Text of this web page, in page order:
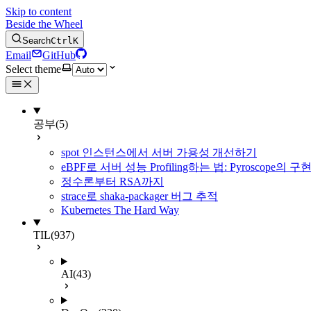
Skip to content
Beside the Wheel
SearchCtrlK
Email
GitHub
Select theme
공부(5)
spot 인스턴스에서 서버 가용성 개선하기
eBPF로 서버 성능 Profiling하는 법: Pyroscope의 구
정수론부터 RSA까지
strace로 shaka-packager 버그 추적
Kubernetes The Hard Way
TIL(937)
AI(43)